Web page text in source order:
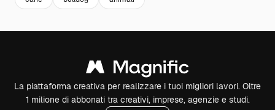
La piattaforma creativa per realizzare i tuoi migliori lavori. Oltre
1 milione di abbonati tra creativi, imprese, agenzie e studi.